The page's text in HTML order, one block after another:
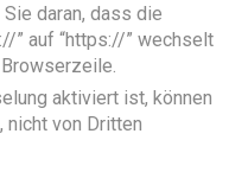
daran, dass die
” auf “https://” wechselt
aktiviert ist, können
nicht von Dritten